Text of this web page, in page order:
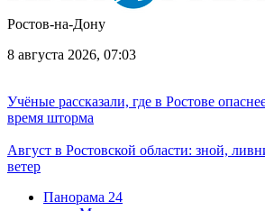
Ростов-на-Дону
8 августа 2026, 07:03
Учёные рассказали, где в Ростове
время шторма
Август в Ростовской области: зной,
ветер
Панорама 24